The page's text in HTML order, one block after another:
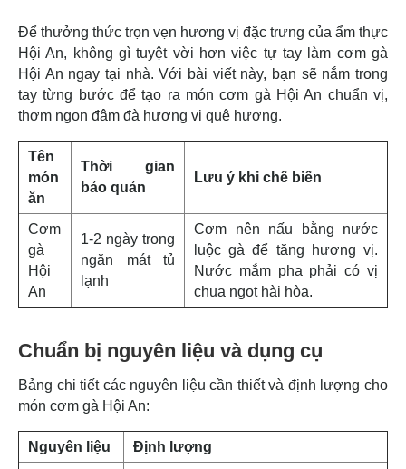
Để thưởng thức trọn vẹn hương vị đặc trưng của ẩm thực
Hội An, không gì tuyệt vời hơn việc tự tay làm cơm gà
Hội An ngay tại nhà. Với bài viết này, bạn sẽ nắm trong
tay từng bước để tạo ra món cơm gà Hội An chuẩn vị,
thơm ngon đậm đà hương vị quê hương.
Tên
món
ăn
Thời gian
bảo quản
Lưu ý khi chế biến
Cơm
gà
Hội
An
1-2 ngày trong
ngăn mát tủ
lạnh
Cơm nên nấu bằng nước
luộc gà để tăng hương vị.
Nước mắm pha phải có vị
chua ngọt hài hòa.
Chuẩn bị nguyên liệu và dụng cụ
Bảng chi tiết các nguyên liệu cần thiết và định lượng cho
món cơm gà Hội An:
Nguyên liệu
Định lượng